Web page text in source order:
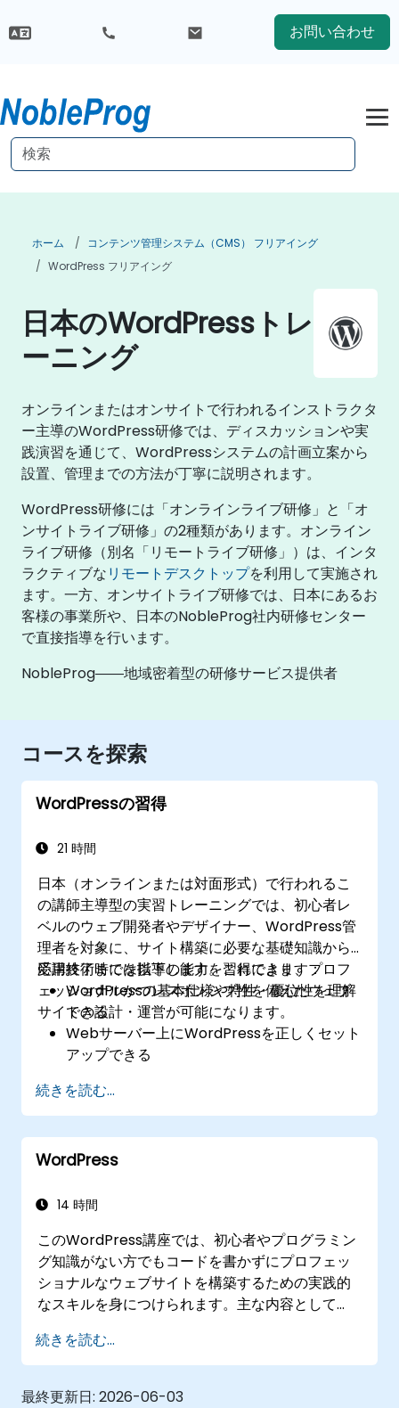
お問い合わせ
ホーム
コンテンツ管理システム（CMS） フリアイング
WordPress フリアイング
日本のWordPressトレ
ーニング
オンラインまたはオンサイトで行われるインストラクタ
ー主導のWordPress研修では、ディスカッションや実
践演習を通じて、WordPressシステムの計画立案から
設置、管理までの方法が丁寧に説明されます。
WordPress研修には「オンラインライブ研修」と「オ
ンサイトライブ研修」の2種類があります。オンライン
ライブ研修（別名「リモートライブ研修」）は、インタ
ラクティブなリモートデスクトップを利用して実施され
ます。一方、オンサイトライブ研修では、日本にあるお
客様の事業所や、日本のNobleProg社内研修センター
で直接指導を行います。
NobleProg――地域密着型の研修サービス提供者
コースを探索
WordPressの習得
21 時間
日本（オンラインまたは対面形式）で行われるこ
の講師主導型の実習トレーニングでは、初心者レ
ベルのウェブ開発者やデザイナー、WordPress管
理者を対象に、サイト構築に必要な基礎知識から
応用技術までを指導します。これにより、プロフ
ェッショナルかつレスポンシブ性を備えたウェブ
サイトの設計・運営が可能になります。
受講終了時には以下の能力を習得できます：
WordPressの基本仕様や特性・優位性を理解
できる
Webサーバー上にWordPressを正しくセット
アップできる
機能や動作効率を改善できる
カスタム投稿タイプの運用が可能になる
基礎・中級・上級レベルそれぞれに応じた
WordPressサイトの制作ができる
イズ作業が行える
プやパンくずリストの導入が可能になる
最新かつ実用的なウェブ・レスポンシブデザ
イン手法を取り入れられる
SEOおよびGoogleアナリティクスの活用によ
り検索最適化が図れる
続きを読む...
WordPress
14 時間
このWordPress講座では、初心者やプログラミン
グ知識がない方でもコードを書かずにプロフェッ
ショナルなウェブサイトを構築するための実践的
なスキルを身につけられます。主な内容として
ジ・メディアを用いたコンテンツ管理手法、設定
オプションなどが含まれます。また、
WordPress.comとWordPress.orgのどちらを選
続きを読む...
最終更新日: 2026-06-03